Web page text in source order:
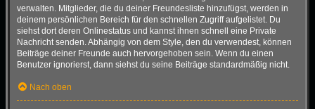
verwalten. Mitglieder, die du deiner Freundesliste hinzufügst, werden in
deinem persönlichen Bereich für den schnellen Zugriff aufgelistet. Du
siehst dort deren Onlinestatus und kannst ihnen schnell eine Private
Nachricht senden. Abhängig von dem Style, den du verwendest, können
Beiträge deiner Freunde auch hervorgehoben sein. Wenn du einen
Benutzer ignorierst, dann siehst du seine Beiträge standardmäßig nicht.
Nach oben